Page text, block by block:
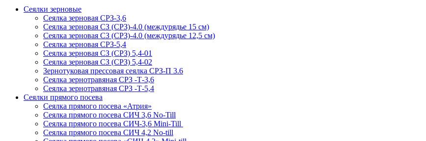
Сеялки зерновые
Сеялка зерновая СРЗ-3,6
Сеялка зерновая СЗ (СРЗ)-4.0 (междурядье 15 см)
Сеялка зерновая СЗ (СРЗ)-4.0 (междурядье 12,5 см)
Сеялка зерновая СРЗ-5,4
Сеялка зерновая СЗ (СРЗ) 5,4-01
Сеялка зерновая СЗ (СРЗ) 5,4-02
Зернотуковая прессовая сеялка СРЗ-П 3.6
Сеялка зернотравяная СРЗ -Т-3,6
Сеялка зернотравяная СРЗ -Т-5,4
Сеялки прямого посева
Сеялка прямого посева «Атрия»
Сеялка прямого посева СИЧ 3,6 No-Till
Сеялка прямого посева СИЧ-3,6 Mini-Till
Сеялка прямого посева СИЧ 4,2 No-till